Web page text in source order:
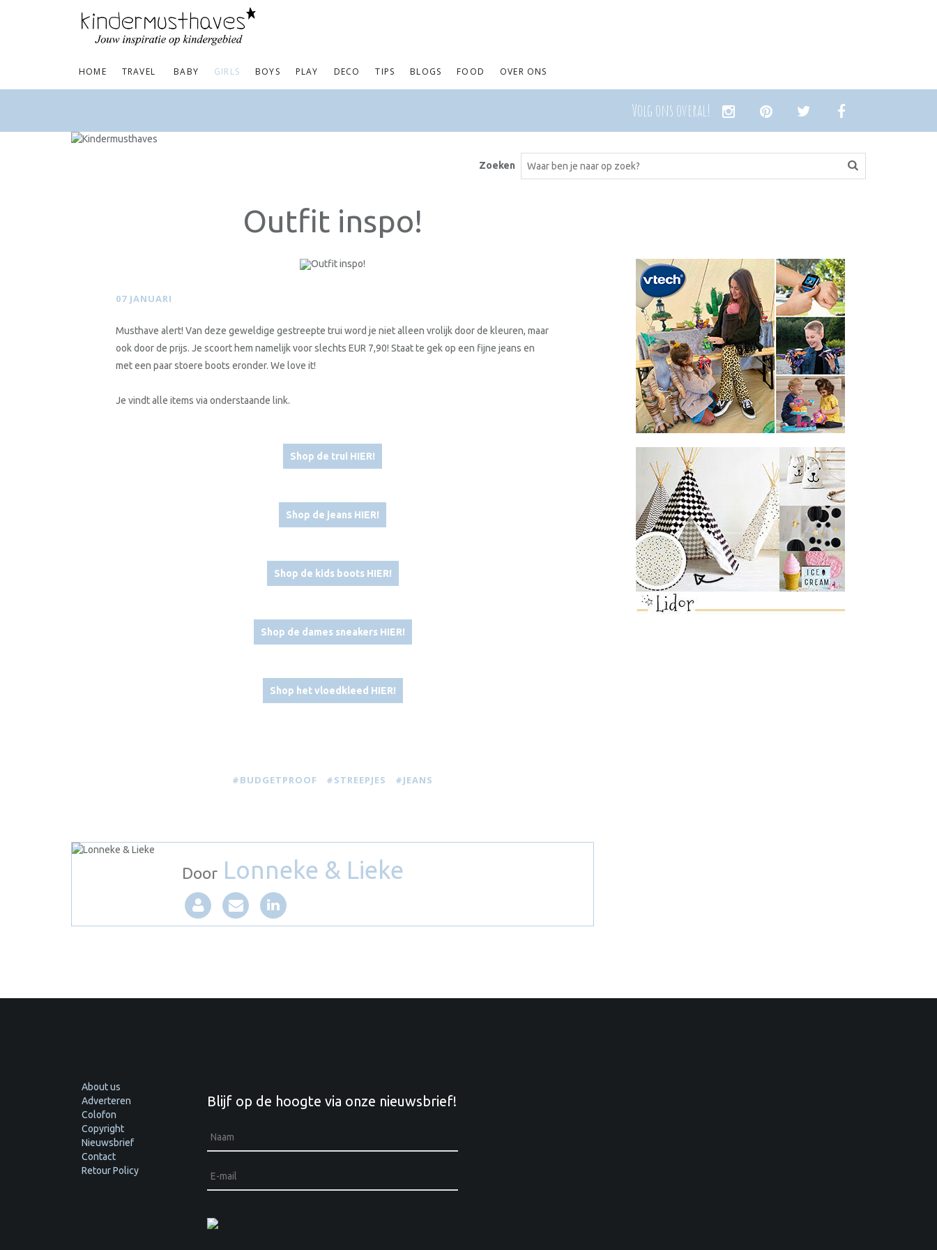
HOME TRAVEL BABY GIRLS BOYS PLAY DECO TIPS BLOGS FOOD OVER ONS
Volg ons overal!
Zoeken
Outfit inspo!
07 JANUARI
Musthave alert! Van deze geweldige gestreepte trui word je niet alleen vrolijk door de kleuren, maar
ook door de prijs. Je scoort hem namelijk voor slechts EUR 7,90! Staat te gek op een fijne jeans en
met een paar stoere boots eronder. We love it!
Je vindt alle items via onderstaande link.
Shop de trui HIER!
Shop de jeans HIER!
Shop de kids boots HIER!
Shop de dames sneakers HIER!
Shop het vloedkleed HIER!
#BUDGETPROOF #STREEPJES #JEANS
Door Lonneke & Lieke
About us
Adverteren
Colofon
Copyright
Nieuwsbrief
Contact
Retour Policy
Blijf op de hoogte via onze nieuwsbrief!